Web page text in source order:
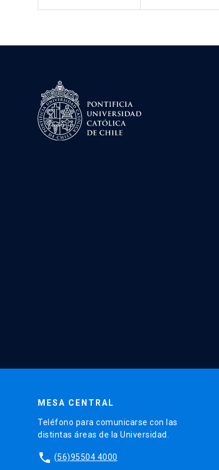
MESA CENTRAL
Teléfono para comunicarse con las
distintas áreas de la Universidad.
phone (56)95504 4000